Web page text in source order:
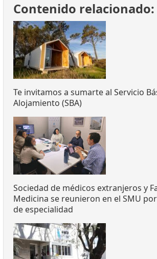
Contenido relacionado:
Te invitamos a sumarte al Servicio
Alojamiento (SBA)
Sociedad de médicos extranjeros y
Medicina se reunieron en el SMU
de especialidad